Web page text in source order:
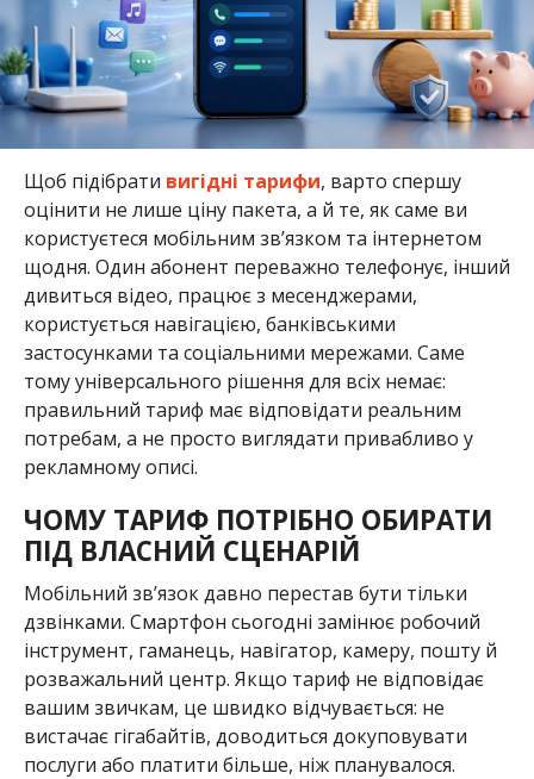
Щоб підібрати вигідні тарифи, варто спершу
оцінити не лише ціну пакета, а й те, як саме ви
користуєтеся мобільним зв’язком та інтернетом
щодня. Один абонент переважно телефонує, інший
дивиться відео, працює з месенджерами,
користується навігацією, банківськими
застосунками та соціальними мережами. Саме
тому універсального рішення для всіх немає:
правильний тариф має відповідати реальним
потребам, а не просто виглядати привабливо у
рекламному описі.
ЧОМУ ТАРИФ ПОТРІБНО ОБИРАТИ
ПІД ВЛАСНИЙ СЦЕНАРІЙ
Мобільний зв’язок давно перестав бути тільки
дзвінками. Смартфон сьогодні замінює робочий
інструмент, гаманець, навігатор, камеру, пошту й
розважальний центр. Якщо тариф не відповідає
вашим звичкам, це швидко відчувається: не
вистачає гігабайтів, доводиться докуповувати
послуги або платити більше, ніж планувалося.